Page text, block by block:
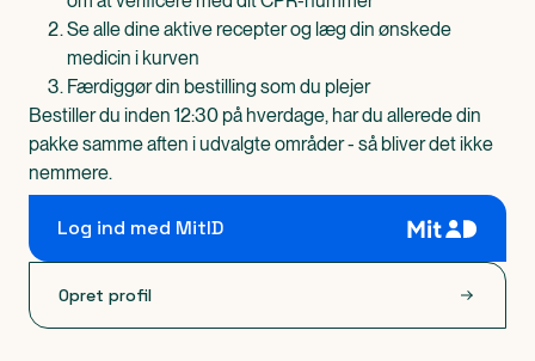
Se alle dine aktive recepter og læg din ønskede
medicin i kurven
Færdiggør din bestilling som du plejer
Bestiller du inden 12:30 på hverdage, har du allerede din
pakke samme aften i udvalgte områder - så bliver det ikke
nemmere.
Log ind med MitID
Opret profil